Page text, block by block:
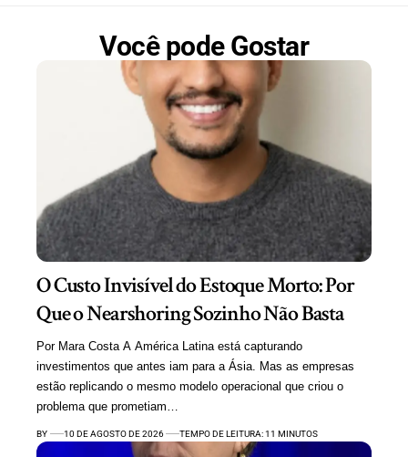
Você pode Gostar
O Custo Invisível do Estoque Morto: Por
Que o Nearshoring Sozinho Não Basta
Por Mara Costa A América Latina está capturando
investimentos que antes iam para a Ásia. Mas as empresas
estão replicando o mesmo modelo operacional que criou o
problema que prometiam…
BY 10 DE AGOSTO DE 2026 TEMPO DE LEITURA: 11 MINUTOS